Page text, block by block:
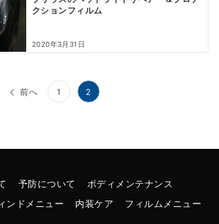
クションフィルム
2020年3月31日
前へ 1 2
予防について
ボディメンテナンス
ンドメニュー 内装ケア
フィルムメニュー